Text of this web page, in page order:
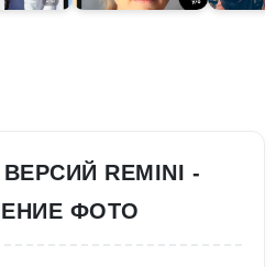
REMINI -
ФОТО